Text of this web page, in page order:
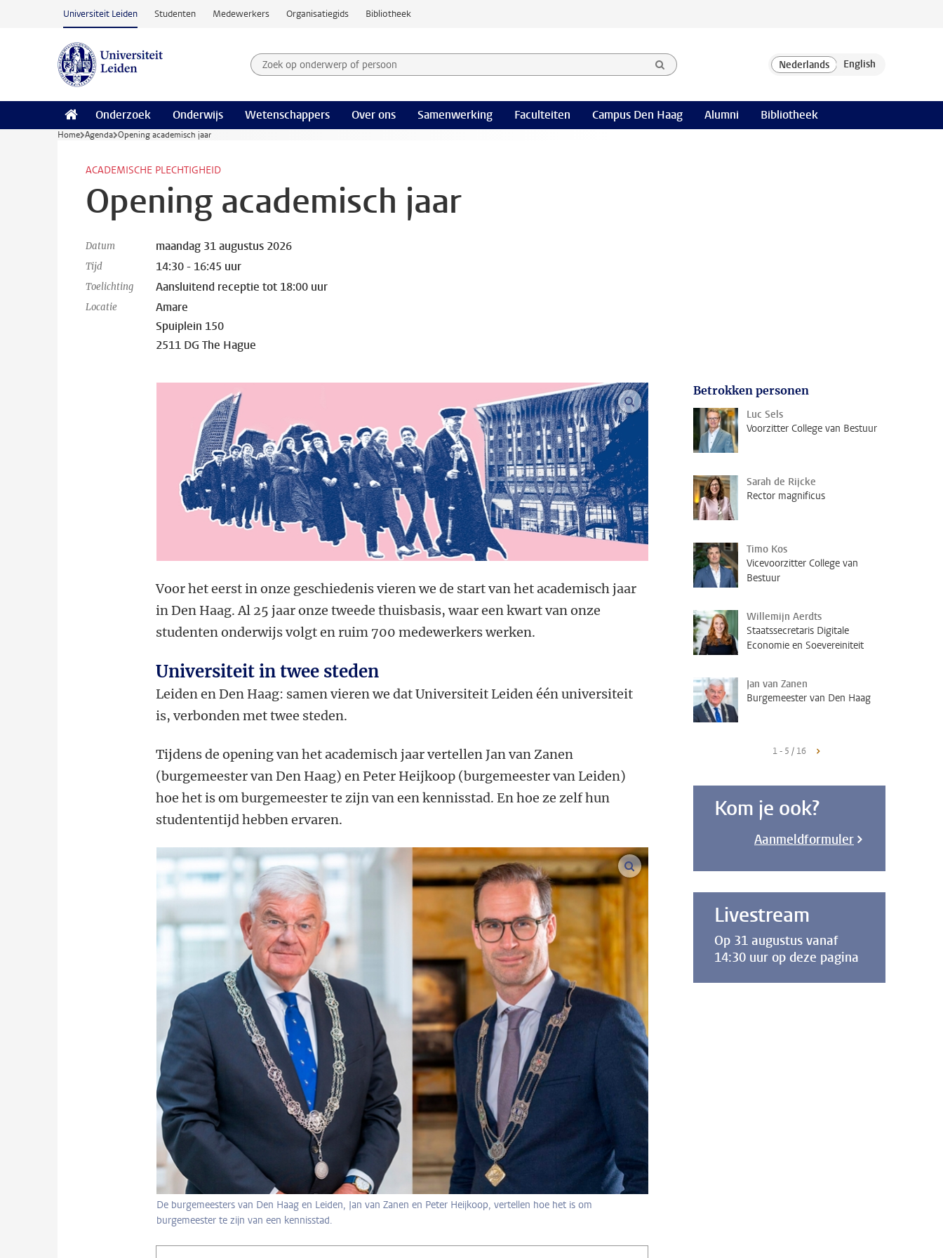
Ga naar hoofdinhoud
Universiteit Leiden Studenten Medewerkers Organisatiegids Bibliotheek
Zoek op onderwerp of persoon en selecteer categorie
Zoekterm
Onderzoek Onderwijs Wetenschappers Over ons Samenwerking Faculteiten Campus Den Haag Alumni Bibliotheek
Home Agenda Opening academisch jaar
ACADEMISCHE PLECHTIGHEID
Opening academisch jaar
Datum maandag 31 augustus 2026
Tijd 14:30 - 16:45 uur
Toelichting Aansluitend receptie tot 18:00 uur
Locatie
Amare
Spuiplein 150
2511 DG The Hague
vergroot afbeeldingen
Voor het eerst in onze geschiedenis vieren we de start van het academisch jaar
in Den Haag. Al 25 jaar onze tweede thuisbasis, waar een kwart van onze
studenten onderwijs volgt en ruim 700 medewerkers werken.
Universiteit in twee steden
Leiden en Den Haag: samen vieren we dat Universiteit Leiden één universiteit
is, verbonden met twee steden.
Tijdens de opening van het academisch jaar vertellen Jan van Zanen
(burgemeester van Den Haag) en Peter Heijkoop (burgemeester van Leiden)
hoe het is om burgemeester te zijn van een kennisstad. En hoe ze zelf hun
studententijd hebben ervaren.
De burgemeesters van Den Haag en Leiden, Jan van Zanen en Peter Heijkoop, vertellen hoe het is om
burgemeester te zijn van een kennisstad.
vergroot afbeeldingen
Betrokken personen
Luc Sels
Voorzitter College van Bestuur
Sarah de Rijcke
Rector magnificus
Timo Kos
Vicevoorzitter College van
Bestuur
Willemijn Aerdts
Staatssecretaris Digitale
Economie en Soevereiniteit
Jan van Zanen
Burgemeester van Den Haag
1 - 5 / 16
Kom je ook?
Aanmeldformuler
Livestream
Op 31 augustus vanaf
14:30 uur op deze pagina